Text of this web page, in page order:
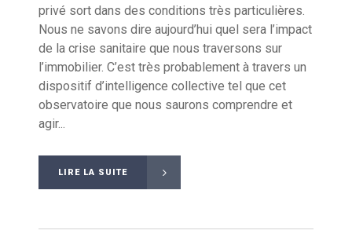
privé sort dans des conditions très particulières.
Nous ne savons dire aujourd’hui quel sera l’impact
de la crise sanitaire que nous traversons sur
l’immobilier. C’est très probablement à travers un
dispositif d’intelligence collective tel que cet
observatoire que nous saurons comprendre et
agir...
LIRE LA SUITE